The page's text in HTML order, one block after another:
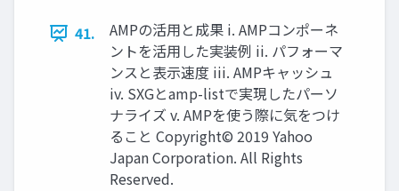
41.
AMPの活用と成果 i. AMPコンポーネ
ントを活用した実装例 ii. パフォーマ
ンスと表示速度 iii. AMPキャッシュ
iv. SXGとamp-listで実現したパーソ
ナライズ v. AMPを使う際に気をつけ
ること Copyright© 2019 Yahoo
Japan Corporation. All Rights
Reserved.